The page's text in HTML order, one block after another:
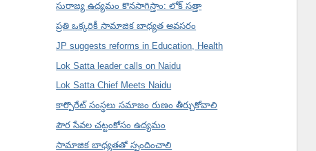
సురాజ్య ఉద్యమం కొనసాగిస్తాం: లోక్ సత్తా
ప్రతి ఒక్కరికీ సామాజిక బాధ్యత అవసరం
JP suggests reforms in Education, Health
Lok Satta leader calls on Naidu
Lok Satta Chief Meets Naidu
కార్పొరేట్ సంస్థలు సమాజం రుణం తీర్చుకోవాలి
పౌర సేవల చట్టంకోసం ఉద్యమం
సామాజిక బాధ్యతతో స్పందించాలి